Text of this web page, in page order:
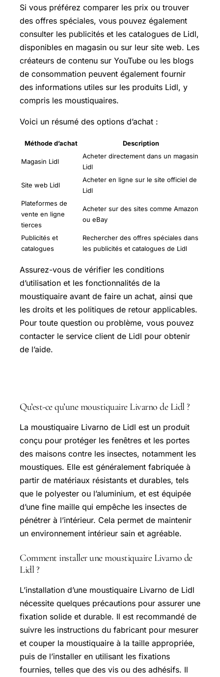
Si vous préférez comparer les prix ou trouver
des offres spéciales, vous pouvez également
consulter les publicités et les catalogues de Lidl,
disponibles en magasin ou sur leur site web. Les
créateurs de contenu sur YouTube ou les blogs
de consommation peuvent également fournir
des informations utiles sur les produits Lidl, y
compris les moustiquaires.
Voici un résumé des options d’achat :
Méthode d’achat Description
Magasin Lidl
Acheter directement dans un magasin
Lidl
Site web Lidl
Acheter en ligne sur le site officiel de
Lidl
Plateformes de
vente en ligne
tierces
Acheter sur des sites comme Amazon
ou eBay
Publicités et
catalogues
Rechercher des offres spéciales dans
les publicités et catalogues de Lidl
Assurez-vous de vérifier les conditions
d’utilisation et les fonctionnalités de la
moustiquaire avant de faire un achat, ainsi que
les droits et les politiques de retour applicables.
Pour toute question ou problème, vous pouvez
contacter le service client de Lidl pour obtenir
de l’aide.
Qu’est-ce qu’une moustiquaire Livarno de Lidl ?
La moustiquaire Livarno de Lidl est un produit
conçu pour protéger les fenêtres et les portes
des maisons contre les insectes, notamment les
moustiques. Elle est généralement fabriquée à
partir de matériaux résistants et durables, tels
que le polyester ou l’aluminium, et est équipée
d’une fine maille qui empêche les insectes de
pénétrer à l’intérieur. Cela permet de maintenir
un environnement intérieur sain et agréable.
Comment installer une moustiquaire Livarno de
Lidl ?
L’installation d’une moustiquaire Livarno de Lidl
nécessite quelques précautions pour assurer une
fixation solide et durable. Il est recommandé de
suivre les instructions du fabricant pour mesurer
et couper la moustiquaire à la taille appropriée,
puis de l’installer en utilisant les fixations
fournies, telles que des vis ou des adhésifs. Il